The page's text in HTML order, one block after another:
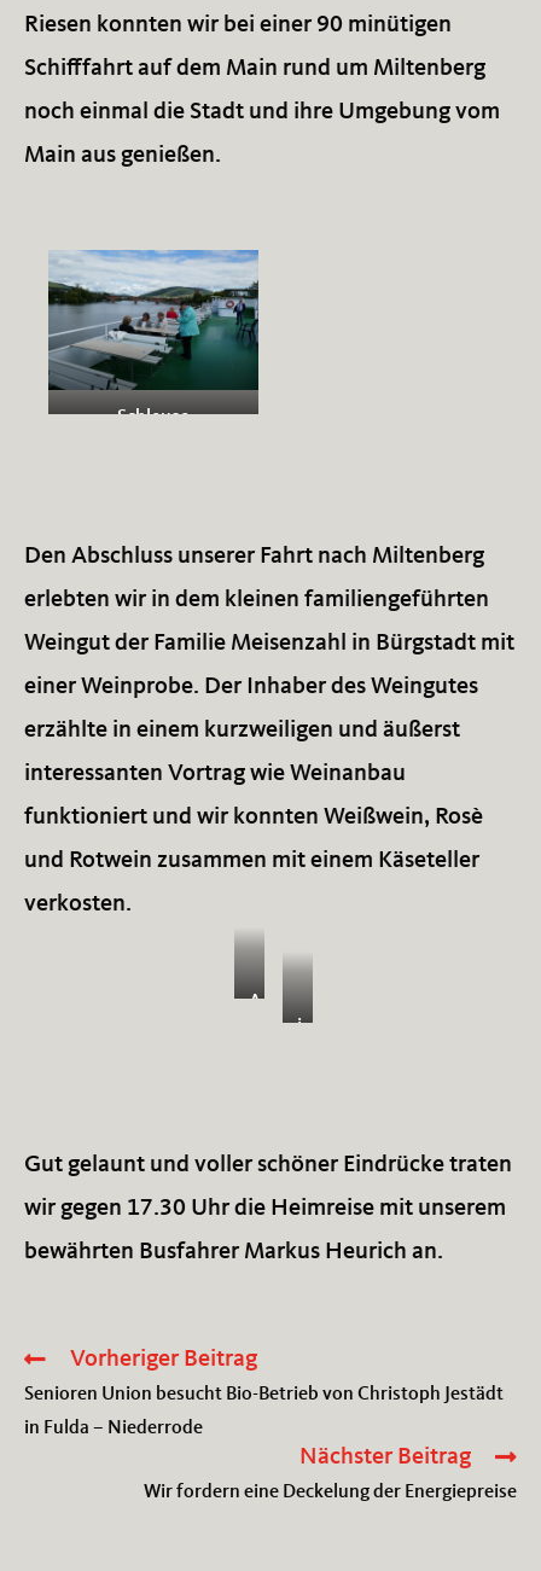
Riesen konnten wir bei einer 90 minütigen
Schifffahrt auf dem Main rund um Miltenberg
noch einmal die Stadt und ihre Umgebung vom
Main aus genießen.
Schleuse
Den Abschluss unserer Fahrt nach Miltenberg
erlebten wir in dem kleinen familiengeführten
Weingut der Familie Meisenzahl in Bürgstadt mit
einer Weinprobe. Der Inhaber des Weingutes
erzählte in einem kurzweiligen und äußerst
interessanten Vortrag wie Weinanbau
funktioniert und wir konnten Weißwein, Rosè
und Rotwein zusammen mit einem Käseteller
verkosten.
A
m
W
e
u
i
m
ü
l
e
R
u
Gut gelaunt und voller schöner Eindrücke traten
wir gegen 17.30 Uhr die Heimreise mit unserem
bewährten Busfahrer Markus Heurich an.
Weitere
ansehen
Vorheriger Beitrag
Senioren Union besucht Bio-Betrieb von Christoph Jestädt
in Fulda – Niederrode
Nächster Beitrag
Wir fordern eine Deckelung der Energiepreise